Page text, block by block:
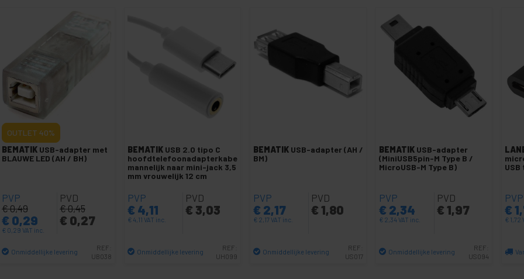
OUTLET 40%
BEMATIK USB-adapter met
BLAUWE LED (AH / BH)
PVP
€0,49
€ 0,29
€ 0,29 VAT inc.
PVD
€0,45
€ 0,27
Onmiddellijke levering
REF:
UB038
BEMATIK USB 2.0 tipo C
hoofdtelefoonadapterkabel
mannelijk naar mini-jack 3,5
mm vrouwelijk 12 cm
PVP
€ 4,11
€ 4,11 VAT inc.
PVD
€ 3,03
Onmiddellijke levering
REF:
UH099
BEMATIK USB-adapter (AH /
BM)
PVP
€ 2,17
€ 2,17VAT inc.
PVD
€ 1,80
Onmiddellijke levering
REF:
US017
BEMATIK USB-adapter
(MiniUSB5pin-M Type B /
MicroUSB-M Type B)
PVP
€ 2,34
€ 2,34 VAT inc.
PVD
€ 1,97
Onmiddellijke levering
REF:
US094
PVP
€
€ 1,72